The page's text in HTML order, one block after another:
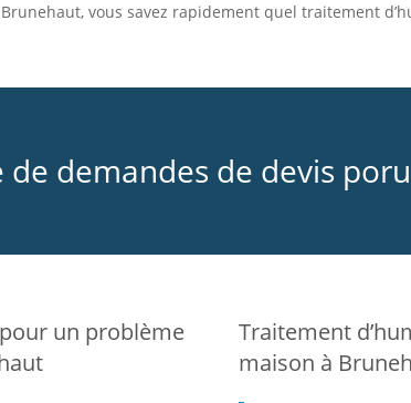
vous savez rapidement quel traitement
de demandes de devis
un problème
Traitement
maison à